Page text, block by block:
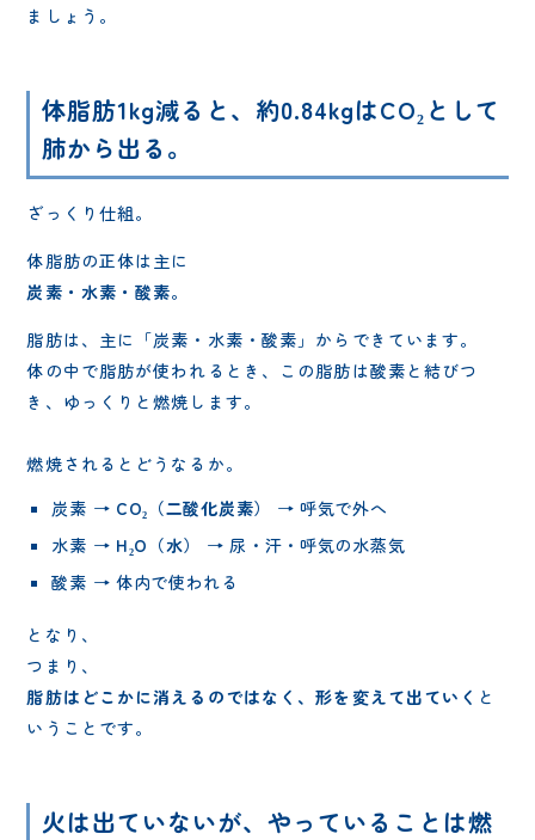
ましょう。
体脂肪1kg減ると、約0.84kgはCO₂として
肺から出る 。
ざっくり仕組。
体脂肪の正体は主に
炭素・水素・酸素。
脂肪は、主に「炭素・水素・酸素」からできています。
体の中で脂肪が使われるとき、この脂肪は酸素と結びつ
き、ゆっくりと燃焼します。
燃焼されるとどうなるか。
炭素 → CO₂（二酸化炭素）
→ 呼気で外へ
水素 → H₂O（水）
→ 尿・汗・呼気の水蒸気
酸素 → 体内で使われる
となり、
つまり、
脂肪はどこかに消えるのではなく、形を変えて出ていく と
いうことです。
火は出ていないが、やっていることは燃